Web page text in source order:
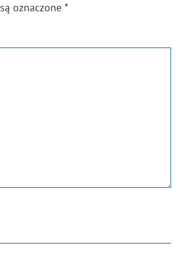
oznaczone *